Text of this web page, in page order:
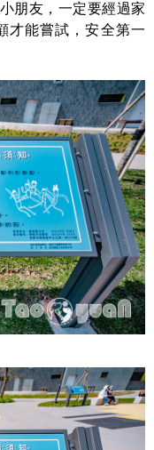
朋友，一定要經過家
才能嘗試，安全第一